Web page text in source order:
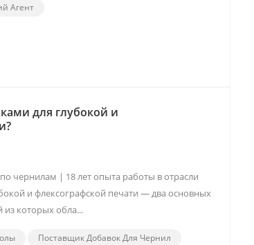
Агент
для глубокой и
чернилам | 18 лет опыта работы в отрасли
и флексографской печати — два основных
которых обла...
Поставщик Добавок Для Чернил